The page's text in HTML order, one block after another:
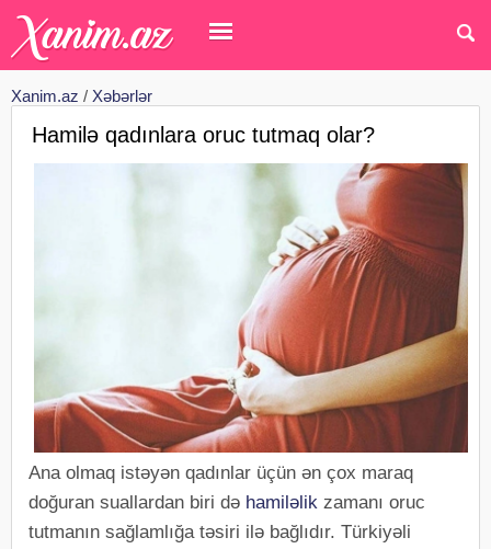
Xanim.az / Xəbərlər
Hamilə qadınlara oruc tutmaq olar?
Ana olmaq istəyən qadınlar üçün ən çox maraq
doğuran suallardan biri də hamiləlik zamanı oruc
tutmanın sağlamlığa təsiri ilə bağlıdır. Türkiyəli